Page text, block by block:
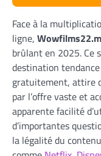
Face à la
ligne,
brûlant en 2025. Ce
destination
gratuitement, attire
par l’offre vaste et
apparente facilité
d’importantes
la légalité du